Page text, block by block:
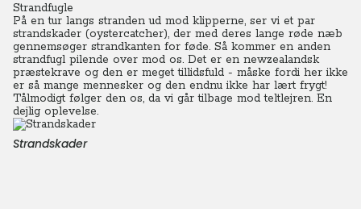
Strandfugle
På en tur langs stranden ud mod klipperne, ser vi et par
strandskader (oystercatcher), der med deres lange røde næb
gennemsøger strandkanten for føde. Så kommer en anden
strandfugl pilende over mod os. Det er en newzealandsk
præstekrave og den er meget tillidsfuld - måske fordi her ikke
er så mange mennesker og den endnu ikke har lært frygt!
Tålmodigt følger den os, da vi går tilbage mod teltlejren. En
dejlig oplevelse.
Strandskader